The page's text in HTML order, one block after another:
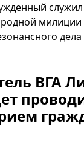
служил
дела
ВГА